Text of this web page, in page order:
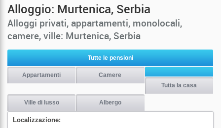
Alloggio: Murtenica, Serbia
Alloggi privati, appartamenti, monolocali,
camere, ville: Murtenica, Serbia
Tutte le pensioni
Appartamenti
Camere
Tutta la casa
Ville di lusso Albergo
Localizzazione: